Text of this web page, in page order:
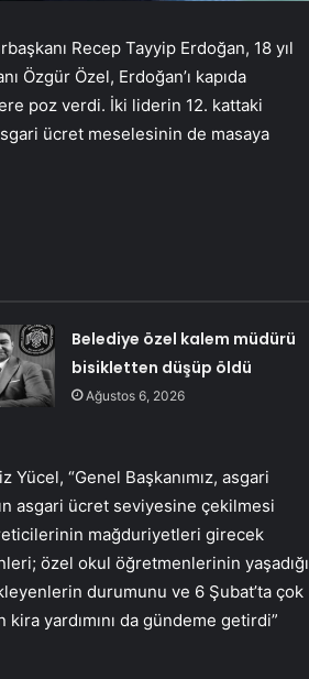
Recep Tayyip Erdoğan, 18 yıl
Özgür Özel, Erdoğan’ı kapıda
poz verdi. İki liderin 12. kattaki
ücret meselesinin de masaya
Belediye özel kalem müdürü
bisikletten düşüp öldü
Ağustos 6, 2026
“Genel Başkanımız, asgari
asgari ücret seviyesine çekilmesi
mağduriyetleri girecek
özel okul öğretmenlerinin yaşadığı
durumunu ve 6 Şubat’ta çok
yardımını da gündeme getirdi”